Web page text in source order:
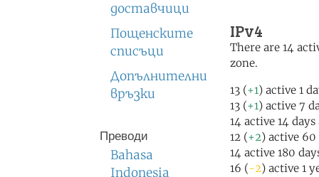
доставчици
Пощенските
списъци
Допълнителни
връзки
Преводи
Bahasa
Indonesia
IPv4
There are 14
zone.
13 (+1) active 1
13 (+1) active 7
14 active 14 days
12 (+2) active 60
14 active 180
16 (-2) active 1